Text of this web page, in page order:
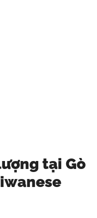
tại Gò